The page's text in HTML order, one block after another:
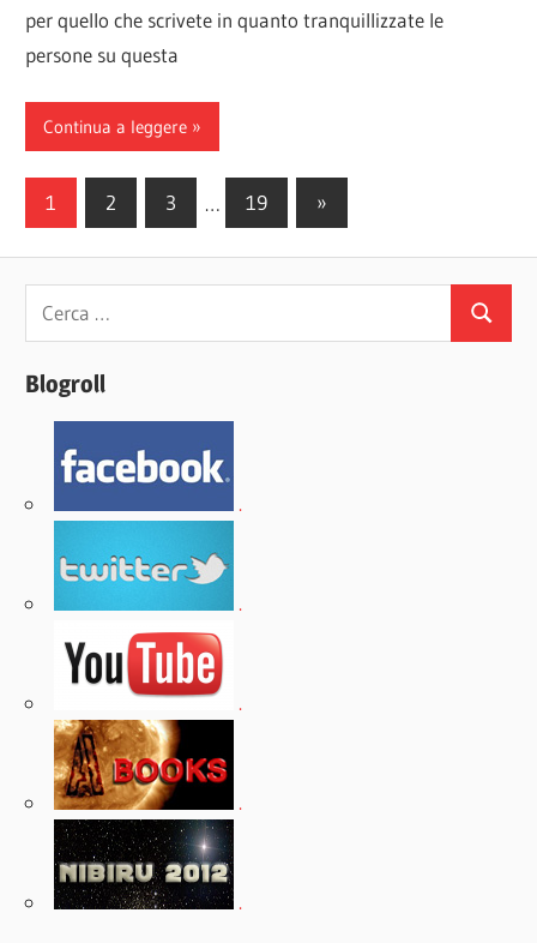
per quello che scrivete in quanto tranquillizzate le
persone su questa
Continua a leggere
Paginazione
articoli
1 2 3 … 19
Articoli
successivi
»
Ricerca
per:
Cerca
Blogroll
.
.
.
.
.